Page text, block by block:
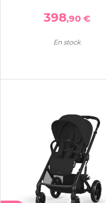
398,90 €
En stock